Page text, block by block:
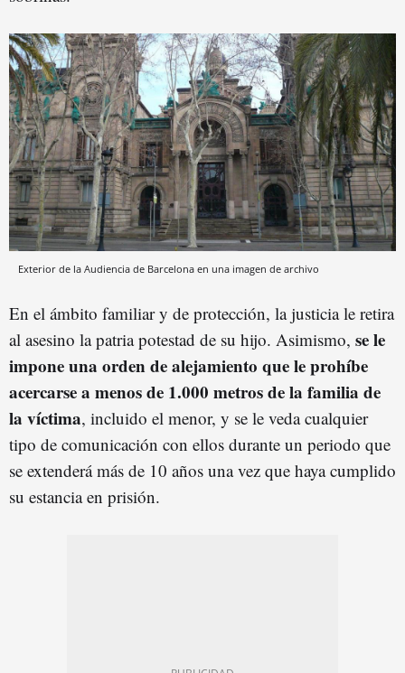
Exterior de la Audiencia de Barcelona en una imagen de archivo
En el ámbito familiar y de protección, la justicia le retira
al asesino la patria potestad de su hijo. Asimismo, se le
impone una orden de alejamiento que le prohíbe
acercarse a menos de 1.000 metros de la familia de
la víctima, incluido el menor, y se le veda cualquier
tipo de comunicación con ellos durante un periodo que
se extenderá más de 10 años una vez que haya cumplido
su estancia en prisión.